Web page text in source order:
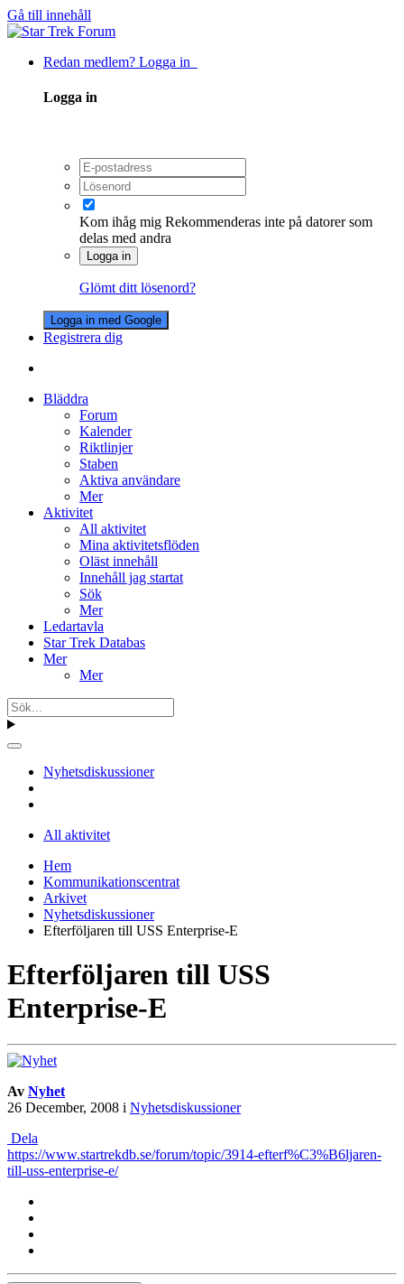
Gå till innehåll
Redan medlem? Logga in
Logga in
Kom ihåg mig Rekommenderas inte på datorer som
delas med andra
Logga in
Glömt ditt lösenord?
Logga in med Google
Registrera dig
Bläddra
Forum
Kalender
Riktlinjer
Staben
Aktiva användare
Mer
Aktivitet
All aktivitet
Mina aktivitetsflöden
Oläst innehåll
Innehåll jag startat
Sök
Mer
Ledartavla
Star Trek Databas
Mer
Mer
Nyhetsdiskussioner
All aktivitet
Hem
Kommunikationscentrat
Arkivet
Nyhetsdiskussioner
Efterföljaren till USS Enterprise-E
Efterföljaren till USS
Enterprise-E
Av Nyhet
26 December, 2008 i Nyhetsdiskussioner
Dela
https://www.startrekdb.se/forum/topic/3914-efterf%C3%B6ljaren-
till-uss-enterprise-e/